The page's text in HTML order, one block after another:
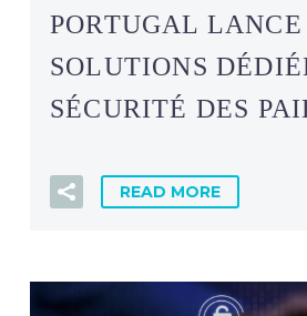
PORTUGAL
SOLUTIONS
SÉCURITÉ DES
READ MORE